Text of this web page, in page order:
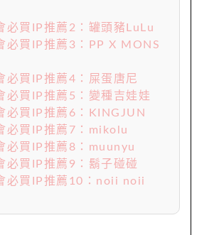
必買IP推薦2：罐頭豬LuLu
必買IP推薦3：PP X MONS
必買IP推薦4：屎蛋唐尼
必買IP推薦5：變種吉娃娃
必買IP推薦6：KINGJUN
必買IP推薦7：mikolu
必買IP推薦8：muunyu
必買IP推薦9：鬍子碰碰
必買IP推薦10：noii noii